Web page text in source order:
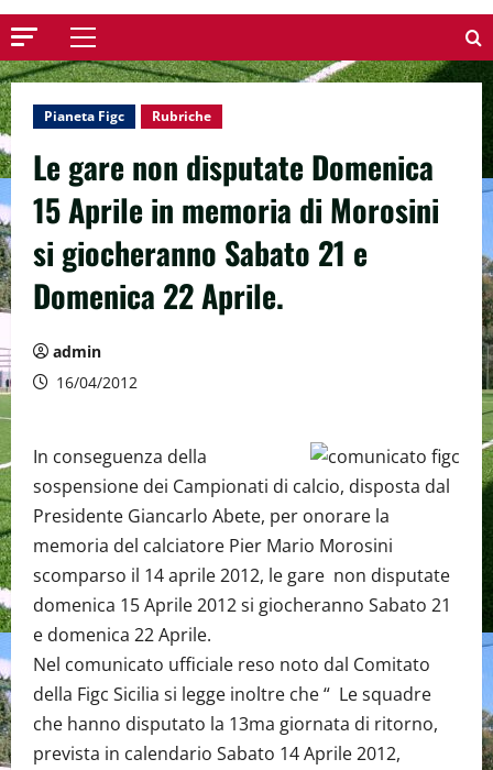
Menu
principale
Pianeta Figc Rubriche
Le gare non disputate Domenica
15 Aprile in memoria di Morosini
si giocheranno Sabato 21 e
Domenica 22 Aprile.
admin
16/04/2012
In conseguenza della
sospensione dei Campionati di calcio, disposta dal
Presidente Giancarlo Abete, per onorare la
memoria del calciatore Pier Mario Morosini
scomparso il 14 aprile 2012, le gare non disputate
domenica 15 Aprile 2012 si giocheranno Sabato 21
e domenica 22 Aprile.
Nel comunicato ufficiale reso noto dal Comitato
della Figc Sicilia si legge inoltre che “ Le squadre
che hanno disputato la 13ma giornata di ritorno,
prevista in calendario Sabato 14 Aprile 2012,